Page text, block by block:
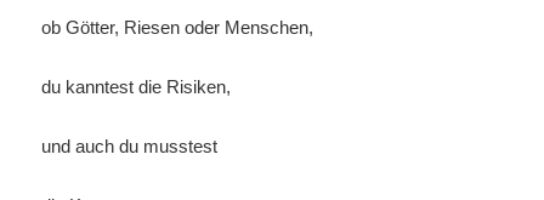
ob Götter, Riesen oder Menschen,
du kanntest die Risiken,
und auch du musstest